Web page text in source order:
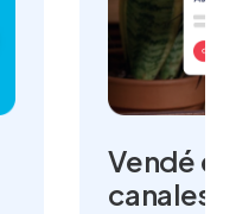
Vendé
canales